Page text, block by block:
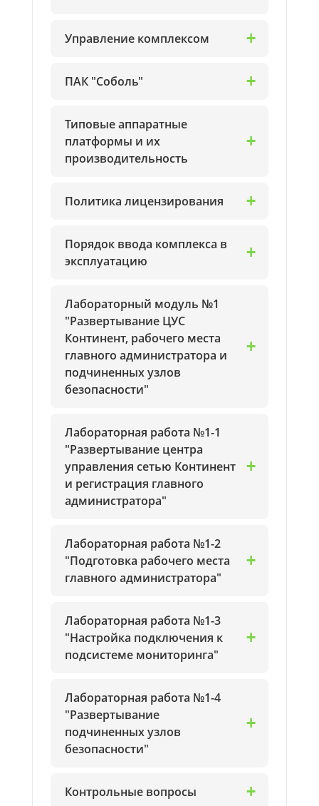
Управление комплексом
ПАК "Соболь"
Типовые аппаратные
платформы и их
производительность
Политика лицензирования
Порядок ввода комплекса в
эксплуатацию
Лабораторный модуль №1
"Развертывание ЦУС
Континент, рабочего места
главного администратора и
подчиненных узлов
безопасности"
Лабораторная работа №1-1
"Развертывание центра
управления сетью Континент
и регистрация главного
администратора"
Лабораторная работа №1-2
"Подготовка рабочего места
главного администратора"
Лабораторная работа №1-3
"Настройка подключения к
подсистеме мониторинга"
Лабораторная работа №1-4
"Развертывание
подчиненных узлов
безопасности"
Контрольные вопросы